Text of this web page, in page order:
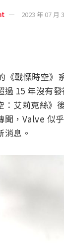
2023 年 07 月
《戰慄時空》
過 15 年沒有
：艾莉克絲》
聞，Valve 似
消息。